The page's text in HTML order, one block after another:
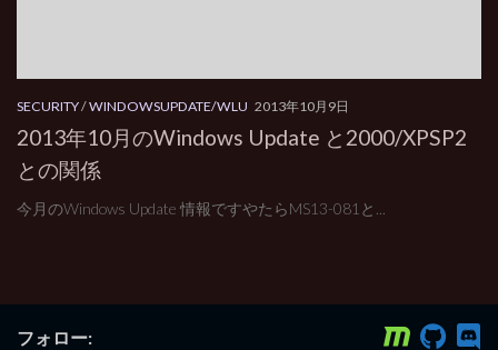
SECURITY/WINDOWSUPDATE/WLU 2013年10月9日
2013年10月のWindows Update と2000/XPSP2
との関係
今月のWindows Update 情報ですやたらMS13-081と...
フォロー: